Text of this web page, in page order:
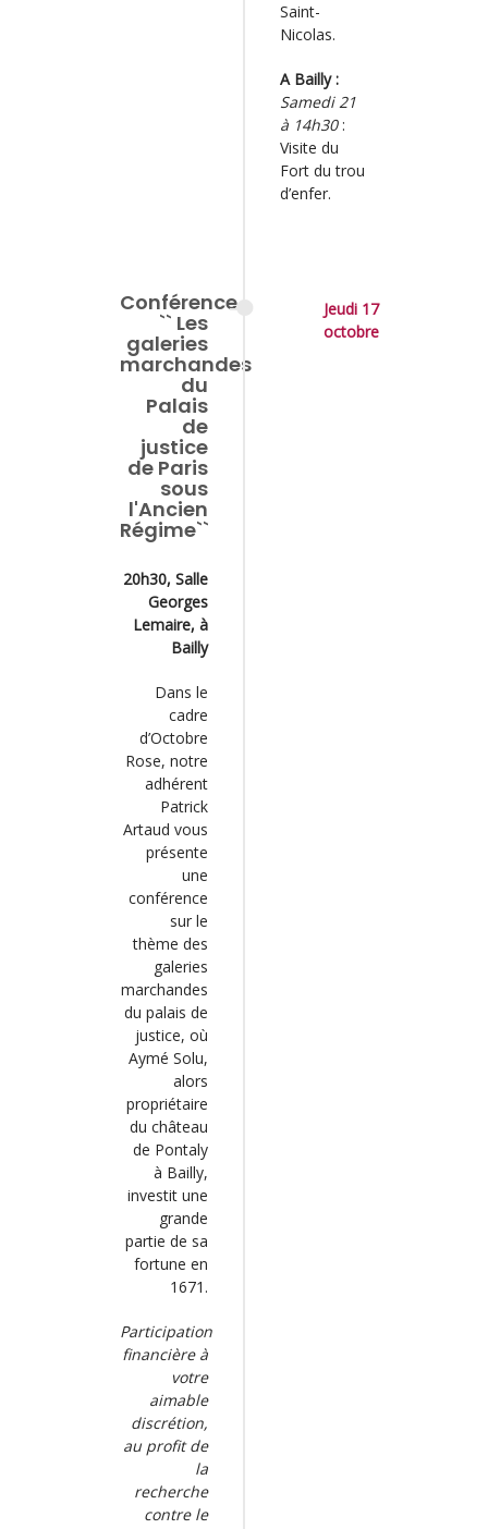
Saint-
Nicolas.
A Bailly :
Samedi 21
à 14h30 :
Visite du
Fort du trou
d’enfer.
Jeudi 17
octobre
Conférence
`` Les
galeries
marchandes
du
Palais
de
justice
de Paris
sous
l'Ancien
Régime``
20h30, Salle
Georges
Lemaire, à
Bailly
Dans le
cadre
d’Octobre
Rose, notre
adhérent
Patrick
Artaud vous
présente
une
conférence
sur le
thème des
galeries
marchandes
du palais de
justice, où
Aymé Solu,
alors
propriétaire
du château
de Pontaly
à Bailly,
investit une
grande
partie de sa
fortune en
1671.
Participation
financière à
votre
aimable
discrétion,
au profit de
la
recherche
contre le